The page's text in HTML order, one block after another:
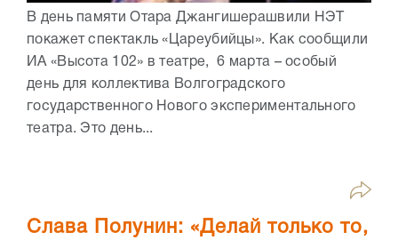
В день памяти Отара Джангишерашвили НЭТ
покажет спектакль «Цареубийцы». Как сообщили
ИА «Высота 102» в театре, 6 марта – особый
день для коллектива Волгоградского
государственного Нового экспериментального
театра. Это день...
Слава Полунин: «Делай только то,